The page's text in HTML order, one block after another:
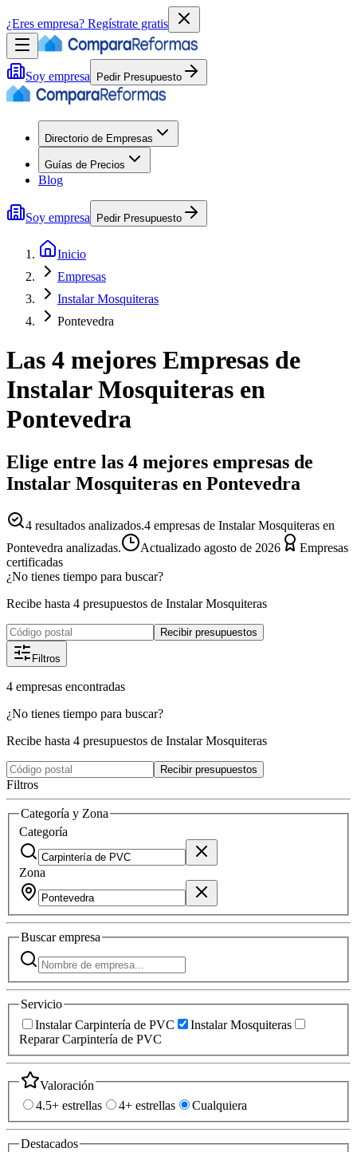
¿Eres empresa? Regístrate gratis
Soy empresa Pedir Presupuesto
Directorio de Empresas
Guías de Precios
Blog
Soy empresa Pedir Presupuesto
Inicio
Empresas
Instalar Mosquiteras
Pontevedra
Las 4 mejores Empresas de
Instalar Mosquiteras en
Pontevedra
Elige entre las 4 mejores empresas de
Instalar Mosquiteras en Pontevedra
4 resultados analizados.4 empresas de Instalar Mosquiteras en
Pontevedra analizadas.
Actualizado agosto de 2026
Empresas
certificadas
¿No tienes tiempo para buscar?
Recibe hasta 4 presupuestos de Instalar Mosquiteras
Recibir presupuestos
Filtros
4 empresas encontradas
¿No tienes tiempo para buscar?
Recibe hasta 4 presupuestos de Instalar Mosquiteras
Recibir presupuestos
Filtros
Categoría y Zona
Categoría
Zona
Buscarempresa
Servicio
Instalar Carpintería de PVC
Instalar Mosquiteras
Reparar Carpintería de PVC
Valoración
4.5+ estrellas
4+ estrellas Cualquiera
Destacados